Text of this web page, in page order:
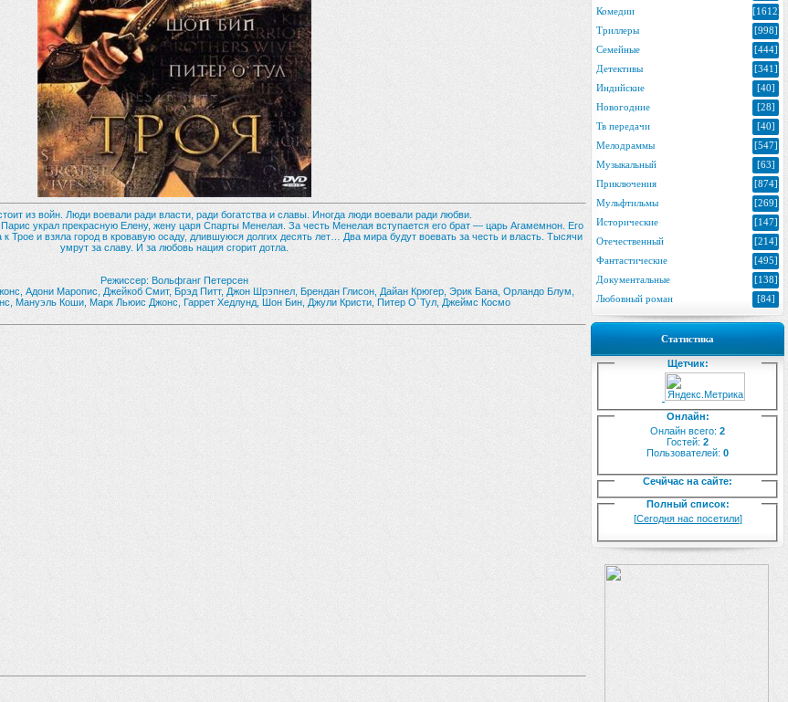
Комедии
[1612]
Триллеры
[998]
Семейные
[444]
Детективы
[341]
Индийские
[40]
Новогодние
[28]
Тв передачи
[40]
Мелодраммы
[547]
Музыкальный
[63]
Приключения
[874]
Мульфтильмы
[269]
Исторические
[147]
Отечественный
[214]
Фантастические
[495]
Документальные
[138]
Любовный роман
[84]
Статистика
Щетчик:
Онлайн:
Онлайн всего: 2
Гостей: 2
Пользователей: 0
Сечйчас на сайте:
Полный список:
[Сегодня нас посетили]
из войн. Люди воевали ради власти, ради богатства и славы. Иногда люди воевали ради любви.
украл прекрасную Елену, жену царя Спарты Менелая. За честь Менелая вступается его брат — царь Агамемнон. Его
Трое и взяла город в кровавую осаду, длившуюся долгих десять лет… Два мира будут воевать за честь и власть. Тысячи
умрут за славу. И за любовь нация сгорит дотла.
Режиссер: Вольфганг Петерсен
Адони Маропис, Джейкоб Смит, Брэд Питт, Джон Шрэпнел, Брендан Глисон, Дайан Крюгер, Эрик Бана, Орландо Блум,
Мануэль Коши, Марк Льюис Джонс, Гаррет Хедлунд, Шон Бин, Джули Кристи, Питер О`Тул, Джеймс Космо